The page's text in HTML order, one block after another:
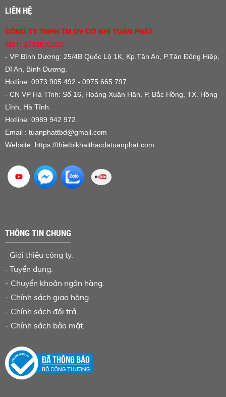
LIÊN HỆ
CÔNG TY TNHH TM DV CƠ KHÍ TUẤN PHÁT
MST: 3700876260
- VP Bình Dương: 25/4B Quốc Lộ 1K, Kp.Tân An, P.Tân Đông Hiệp,
Dĩ An, Bình Dương.
Hotline: 0973 905 492 - 0975 665 797
- CN VP Hà Tĩnh: Số 16, Hoàng Xuân Hãn, P. Bắc Hồng, TX. Hồng
Lĩnh, Hà Tĩnh.
Hotline: 0989 942 972.
Email : tuanphattbd@gmail.com
Website: https://thietbikhaithacdatuanphat.com
THÔNG TIN CHUNG
- Giới thiệu công ty.
- Tuyển dụng.
- Chuyển khoản ngân hàng.
- Chính sách giao hàng.
- Chính sách đổi trả.
- Chính sách bảo mật.